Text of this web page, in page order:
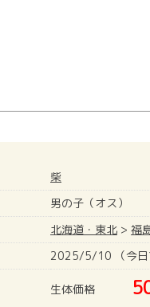
柴
男の子（オス）
北海道・東北 > 福
2025/5/10 （今日
生体価格